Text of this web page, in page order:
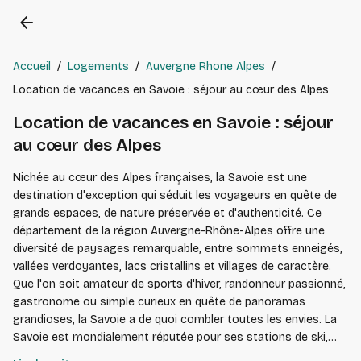
arrow_back
Accueil / Logements / Auvergne Rhone Alpes /
Location de vacances en Savoie : séjour au cœur des Alpes
Location de vacances en Savoie : séjour
au cœur des Alpes
Nichée au cœur des Alpes françaises, la Savoie est une
destination d'exception qui séduit les voyageurs en quête de
grands espaces, de nature préservée et d'authenticité. Ce
département de la région Auvergne-Rhône-Alpes offre une
diversité de paysages remarquable, entre sommets enneigés,
vallées verdoyantes, lacs cristallins et villages de caractère.
Que l'on soit amateur de sports d'hiver, randonneur passionné,
gastronome ou simple curieux en quête de panoramas
grandioses, la Savoie a de quoi combler toutes les envies. La
Savoie est mondialement réputée pour ses stations de ski,